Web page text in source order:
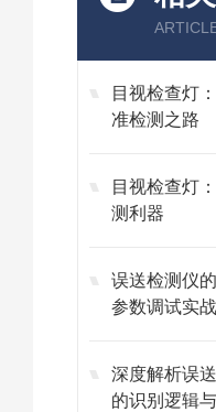
目视检查灯
准检测之路
目视检查灯
测利器
误送检测仪
参数调试实
深度解析误
的识别逻辑